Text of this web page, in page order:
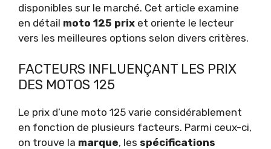
disponibles sur le marché. Cet article examine
en détail moto 125 prix et oriente le lecteur
vers les meilleures options selon divers critères.
FACTEURS INFLUENÇANT LES PRIX
DES MOTOS 125
Le prix d’une moto 125 varie considérablement
en fonction de plusieurs facteurs. Parmi ceux-ci,
on trouve la marque, les spécifications